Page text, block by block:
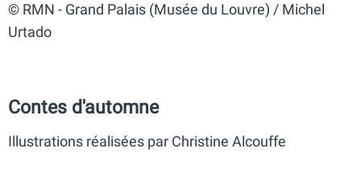
© RMN - Grand Palais (Musée du Louvre) / Michel
Urtado
Contes d'automne
Illustrations réalisées par Christine Alcouffe